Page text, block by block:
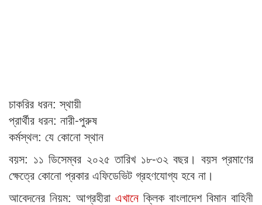
চাকরির ধরন: স্থায়ী
প্রার্থীর ধরন: নারী-পুরুষ
কর্মস্থল: যে কোনো স্থান
বয়স: ১১ ডিসেম্বর ২০২৫ তারিখ ১৮-৩২ বছর। বয়স প্রমাণের
ক্ষেত্রে কোনো প্রকার এফিডেভিট গ্রহণযোগ্য হবে না।
আবেদনের নিয়ম: আগ্রহীরা এখানে ক্লিক বাংলাদেশ বিমান বাহিনী